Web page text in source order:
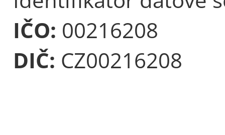
IČO: 00216208
DIČ: CZ00216208